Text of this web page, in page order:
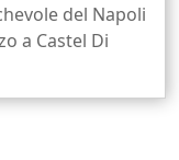
del Napoli
a Castel Di